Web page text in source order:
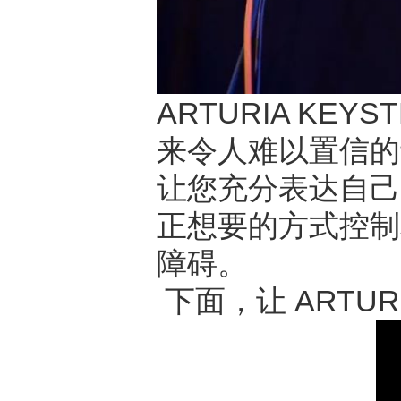
ARTURIA
来令人难以置信
让您充分表达自
正想要的方式控
障碍。
下面，让